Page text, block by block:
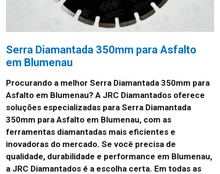
Serra Diamantada 350mm para Asfalto
em Blumenau
Procurando a melhor Serra Diamantada 350mm para
Asfalto em Blumenau? A JRC Diamantados oferece
soluções especializadas para Serra Diamantada
350mm para Asfalto em Blumenau, com as
ferramentas diamantadas mais eficientes e
inovadoras do mercado. Se você precisa de
qualidade, durabilidade e performance em Blumenau,
a JRC Diamantados é a escolha certa. Em todas as